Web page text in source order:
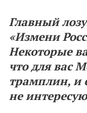
Главный
«Измени
Некоторые
что для вас
трамплин, и
не